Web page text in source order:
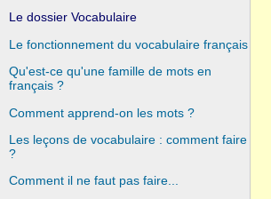
Le dossier Vocabulaire
Le fonctionnement du vocabulaire français
Qu'est-ce qu'une famille de mots en
français ?
Comment apprend-on les mots ?
Les leçons de vocabulaire : comment faire
?
Comment il ne faut pas faire...